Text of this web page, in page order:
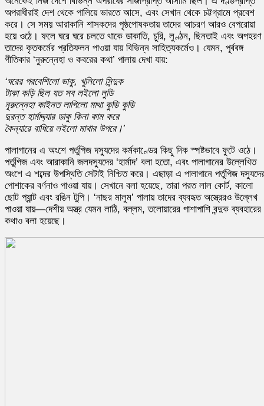
অপরাধীরাই দেশ থেকে পালিয়ে ভারতে আসে, এবং সেখান থেকে চট্টগ্রামে প্রবেশ
করে। সে সময় আরাকানি শাসকদের পৃষ্ঠপোষকতায় তাদের আচরণ আরও বেপরোয়া
হয়ে ওঠে। ফলে ঘরে ঘরে চলতে থাকে ডাকাতি, চুরি, লুণ্ঠন, ছিনতাই এবং
তাদের কৃতকর্মের প্রতিফলন পাওয়া যায় বিভিন্ন সাহিত্যকর্মেও। যেমন, পূর্ববঙ্গ
গীতিকার ‘নুরুন্নেহা ও কবরের কথা’ পালায় দেখা যায়:
‘ঘরের পরবেশিলো ডাকু, খুলিলো সিন্দুক
টাকা কড়ি ছিল যত সব লইলো লুডি
নূরুন্নেহা কাইনত লাগিলো মাথা কুডি কুডি
দুরন্ত হার্মাদ্দ্যার ডাকু কিনা কাম করে
কৈন্যারে বাধিয়ে লইলো মাথার উপরে।’
পালাগানের এ অংশে পর্তুগিজ দস্যুদের কর্মকাণ্ডের কিছু দিক স্পষ্টভাবে ফুটে ওঠে।
পর্তুগিজ এবং আরাকানি জলদস্যুদের ‘হার্মাদ’ বলা হতো, এবং পালাগানের উল্লেখিত
অংশে এ শব্দের উপস্থিতি সেটাই নিশ্চিত করে। এছাড়া এ পালাগানে পর্তুগিজ
পোশাকের বর্ণনাও পাওয়া যায়। সেখানে বলা হয়েছে, তারা পরত লাল কোর্ট, কালো
ছোট প্যান্ট এবং রঙিন টুপি। ‘নাছর মালুম’ পালায় তাদের ব্যবহৃত অস্ত্রেরও উল্লেখ
পাওয়া যায়—দেশীয় অস্ত্র যেমন লাঠি, বল্লম, তলোয়ারের পাশাপাশি বন্দুক ব্যবহারের
কথাও বলা হয়েছে।